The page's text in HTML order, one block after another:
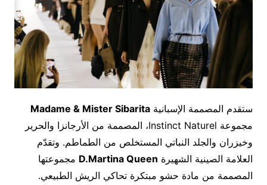
ستقدم المصممة الإسبانية Madame & Mister Sibarita
مجموعة Instinct Naturel، المصممة من الأرجانزا والحرير
وخيزران والجلد النباتي المستخلص من الطماطم. وتقدّم
العلامة الصينية الشهيرة D.Martina Queen مجموعتها
المصممة من مادة حشو مبتكرة تحاكي الريش الطبيعي.